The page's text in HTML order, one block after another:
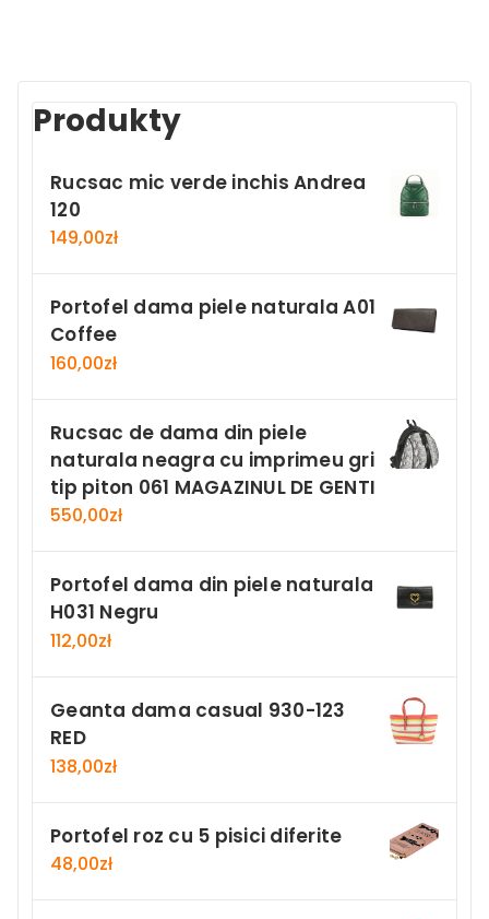
Produkty
Rucsac mic verde inchis Andrea
120
149,00zł
Portofel dama piele naturala A01
Coffee
160,00zł
Rucsac de dama din piele
naturala neagra cu imprimeu gri
tip piton 061 MAGAZINUL DE GENTI
550,00zł
Portofel dama din piele naturala
H031 Negru
112,00zł
Geanta dama casual 930-123
RED
138,00zł
Portofel roz cu 5 pisici diferite
48,00zł